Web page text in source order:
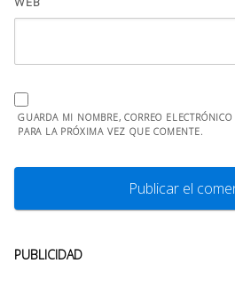
GUARDA MI NOMBRE, CORREO
PARA LA PRÓXIMA VEZ QUE COMENTE.
PUBLICIDAD